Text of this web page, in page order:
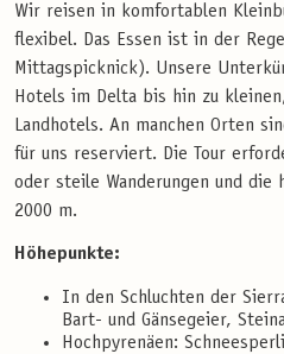
Wir reisen in komfortablen
flexibel. Das Essen ist in der
Mittagspicknick). Unsere
Hotels im Delta bis hin zu
Landhotels. An manchen Orten
für uns reserviert. Die Tour
oder steile Wanderungen und
2000 m.
Höhepunkte:
In den Schluchten der
Bart- und Gänsegeier,
Hochpyrenäen: